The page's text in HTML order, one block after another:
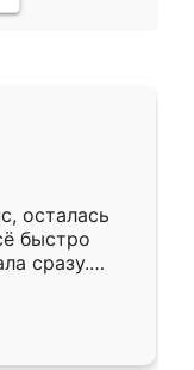
осталась
быстро
сразу.
к
Собрали
даже